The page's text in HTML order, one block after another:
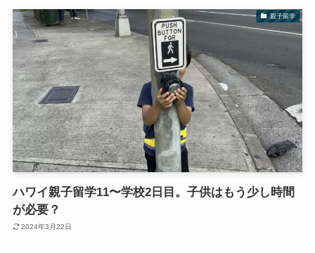
親子留学
ハワイ親子留学11〜学校2日目。子供はもう少し時間
が必要？
2024年3月22日